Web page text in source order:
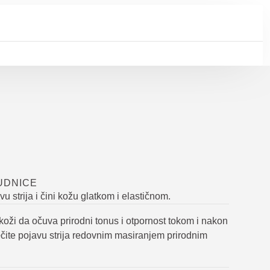
strija i čini kožu glatkom i elastičnom.
da očuva prirodni tonus i otpornost tokom i nakon
pojavu strija redovnim masiranjem prirodnim